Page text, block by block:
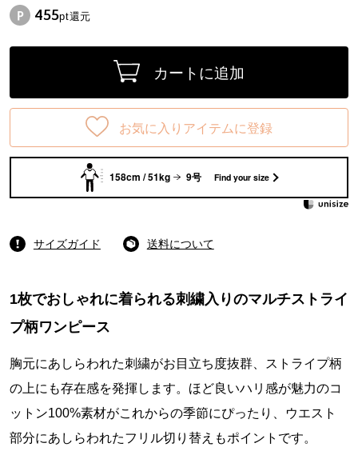
455pt還元
カートに追加
お気に入りアイテムに登録
158cm / 51kg 9号 Find your size
サイズガイド 送料について
1枚でおしゃれに着られる刺繍入りのマルチストライ
プ柄ワンピース
胸元にあしらわれた刺繍がお目立ち度抜群、ストライプ柄
の上にも存在感を発揮します。ほど良いハリ感が魅力のコ
ットン100%素材がこれからの季節にぴったり、ウエスト
部分にあしらわれたフリル切り替えもポイントです。